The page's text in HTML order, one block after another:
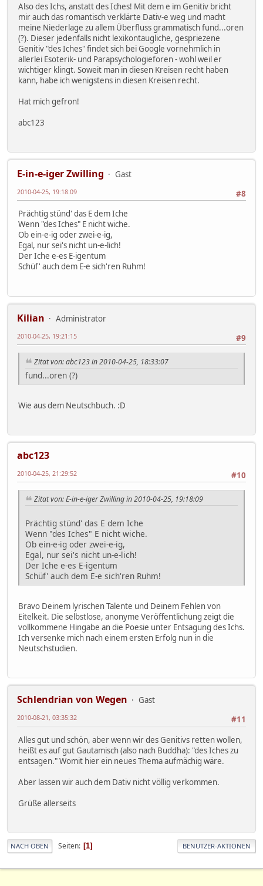
Also des Ichs, anstatt des Iches! Mit dem e im Genitiv bricht
mir auch das romantisch verklärte Dativ-e weg und macht
meine Niederlage zu allem Überfluss grammatisch fund...oren
(?). Dieser jedenfalls nicht lexikontaugliche, gespriezene
Genitiv "des Iches" findet sich bei Google vornehmlich in
allerlei Esoterik- und Parapsychologieforen - wohl weil er
wichtiger klingt. Soweit man in diesen Kreisen recht haben
kann, habe ich wenigstens in diesen Kreisen recht.
Hat mich gefron!
abc123
E-in-e-iger Zwilling
Gast
#8
2010-04-25, 19:18:09
Prächtig stünd' das E dem Iche
Wenn "des Iches" E nicht wiche.
Ob ein-e-ig oder zwei-e-ig,
Egal, nur sei's nicht un-e-lich!
Der Iche e-es E-igentum
Schüf' auch dem E-e sich'ren Ruhm!
Kilian
Administrator
#9
2010-04-25, 19:21:15
Zitat von: abc123 in 2010-04-25, 18:33:07
fund...oren (?)
Wie aus dem Neutschbuch. :D
abc123
#10
2010-04-25, 21:29:52
Zitat von: E-in-e-iger Zwilling in 2010-04-25, 19:18:09
Prächtig stünd' das E dem Iche
Wenn "des Iches" E nicht wiche.
Ob ein-e-ig oder zwei-e-ig,
Egal, nur sei's nicht un-e-lich!
Der Iche e-es E-igentum
Schüf' auch dem E-e sich'ren Ruhm!
Bravo Deinem lyrischen Talente und Deinem Fehlen von
Eitelkeit. Die selbstlose, anonyme Veröffentlichung zeigt die
vollkommene Hingabe an die Poesie unter Entsagung des Ichs.
Ich versenke mich nach einem ersten Erfolg nun in die
Neutschstudien.
Schlendrian von Wegen
Gast
#11
2010-08-21, 03:35:32
Alles gut und schön, aber wenn wir des Genitivs retten wollen,
heißt es auf gut Gautamisch (also nach Buddha): "des Iches zu
entsagen." Womit hier ein neues Thema aufmächig wäre.
Aber lassen wir auch dem Dativ nicht völlig verkommen.
Grüße allerseits
NACH OBEN Seiten 1 BENUTZER-AKTIONEN